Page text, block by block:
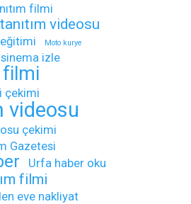
filmi
videosu
Moto kurye
sinema izle
filmi
çekimi
videosu
çekimi
Gazetesi
Urfa haber oku
filmi
eve nakliyat